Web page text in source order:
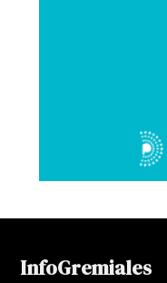
InfoGremiales